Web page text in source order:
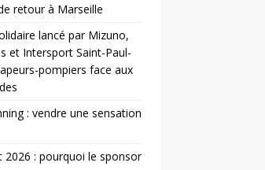
retour à Marseille
lancé par Mizuno,
et Intersport Saint-Paul-
pompiers face aux
: vendre une sensation
: pourquoi le sponsor